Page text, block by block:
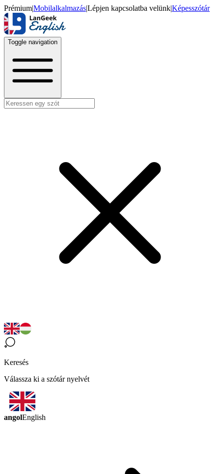
Prémium|Mobilalkalmazás|Lépjen kapcsolatba velünk|Képesszótár
Toggle navigation
Keresés
Válassza ki a szótár nyelvét
angolEnglish